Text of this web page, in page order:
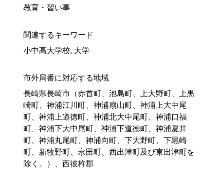
教育・習い事
関連するキーワード
小中高大学校, 大学
市外局番に対応する地域
長崎県長崎市（赤首町、池島町、上大野町、上黒
崎町、神浦江川町、神浦扇山町、神浦上大中尾
町、神浦上道徳町、神浦北大中尾町、神浦口福
町、神浦下大中尾町、神浦下道徳町、神浦夏井
町、神浦丸尾町、神浦向町、下大野町、下黒崎
町、新牧野町、永田町、西出津町及び東出津町を
除く。）、西彼杵郡